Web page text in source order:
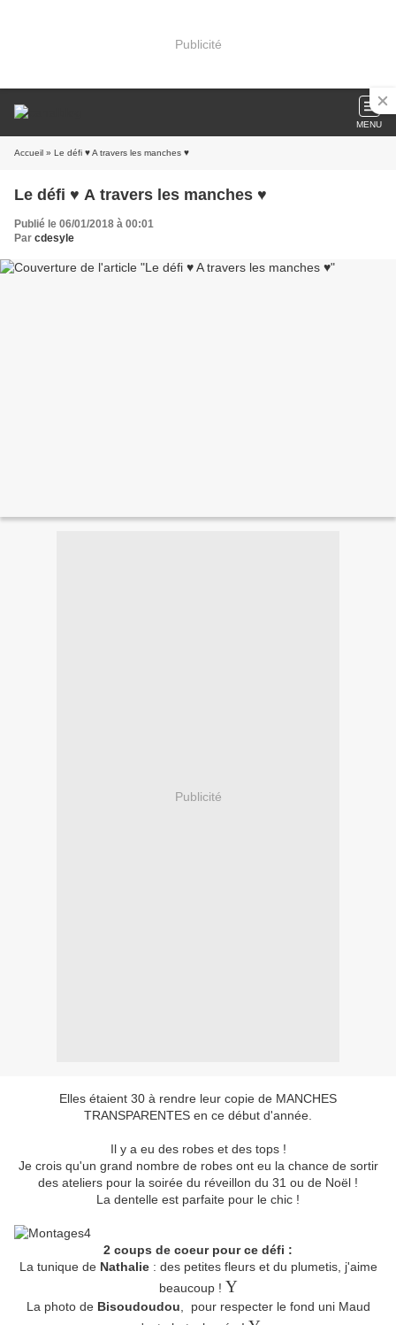
Publicité
MENU
Accueil » Le défi ♥ A travers les manches ♥
Le défi ♥ A travers les manches ♥
Publié le 06/01/2018 à 00:01
Par cdesyle
Publicité
Elles étaient 30 à rendre leur copie de MANCHES
TRANSPARENTES en ce début d'année.
Il y a eu des robes et des tops !
Je crois qu'un grand nombre de robes ont eu la chance de sortir
des ateliers pour la soirée du réveillon du 31 ou de Noël !
La dentelle est parfaite pour le chic !
2 coups de coeur pour ce défi :
La tunique de Nathalie: des petites fleurs et du plumetis, j'aime
beaucoup ! Y
La photo de Bisoudoudou , pour respecter le fond uni Maud